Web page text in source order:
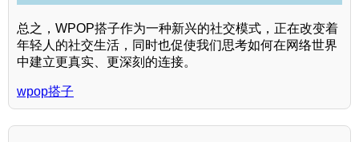
总之，WPOP搭子作为一种新兴的社交模式，正在改变着
年轻人的社交生活，同时也促使我们思考如何在网络世界
中建立更真实、更深刻的连接。
wpop搭子